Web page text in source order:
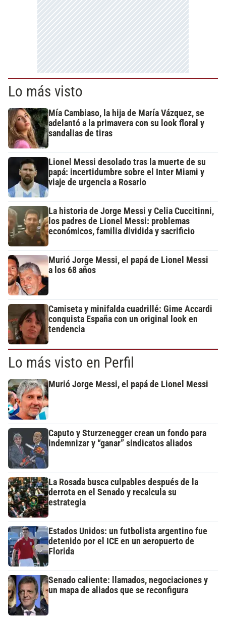
Lo más visto
Mía Cambiaso, la hija de María Vázquez, se
adelantó a la primavera con su look floral y
sandalias de tiras
Lionel Messi desolado tras la muerte de su
papá: incertidumbre sobre el Inter Miami y
viaje de urgencia a Rosario
La historia de Jorge Messi y Celia Cuccitinni,
los padres de Lionel Messi: problemas
económicos, familia dividida y sacrificio
Murió Jorge Messi, el papá de Lionel Messi
a los 68 años
Camiseta y minifalda cuadrillé: Gime Accardi
conquista España con un original look en
tendencia
Lo más visto en Perfil
Murió Jorge Messi, el papá de Lionel Messi
Caputo y Sturzenegger crean un fondo para
indemnizar y “ganar” sindicatos aliados
La Rosada busca culpables después de la
derrota en el Senado y recalcula su
estrategia
Estados Unidos: un futbolista argentino fue
detenido por el ICE en un aeropuerto de
Florida
Senado caliente: llamados, negociaciones y
un mapa de aliados que se reconfigura